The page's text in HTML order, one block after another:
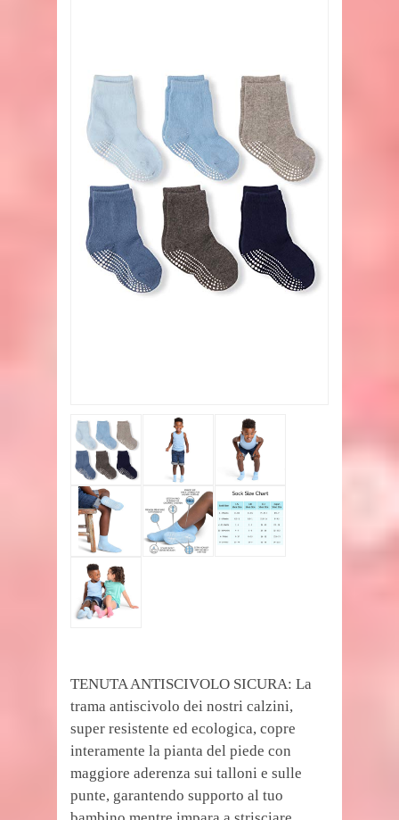
TENUTA ANTISCIVOLO SICURA: La
trama antiscivolo dei nostri calzini,
super resistente ed ecologica, copre
interamente la pianta del piede con
maggiore aderenza sui talloni e sulle
punte, garantendo supporto al tuo